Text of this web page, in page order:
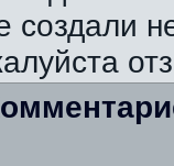
создали